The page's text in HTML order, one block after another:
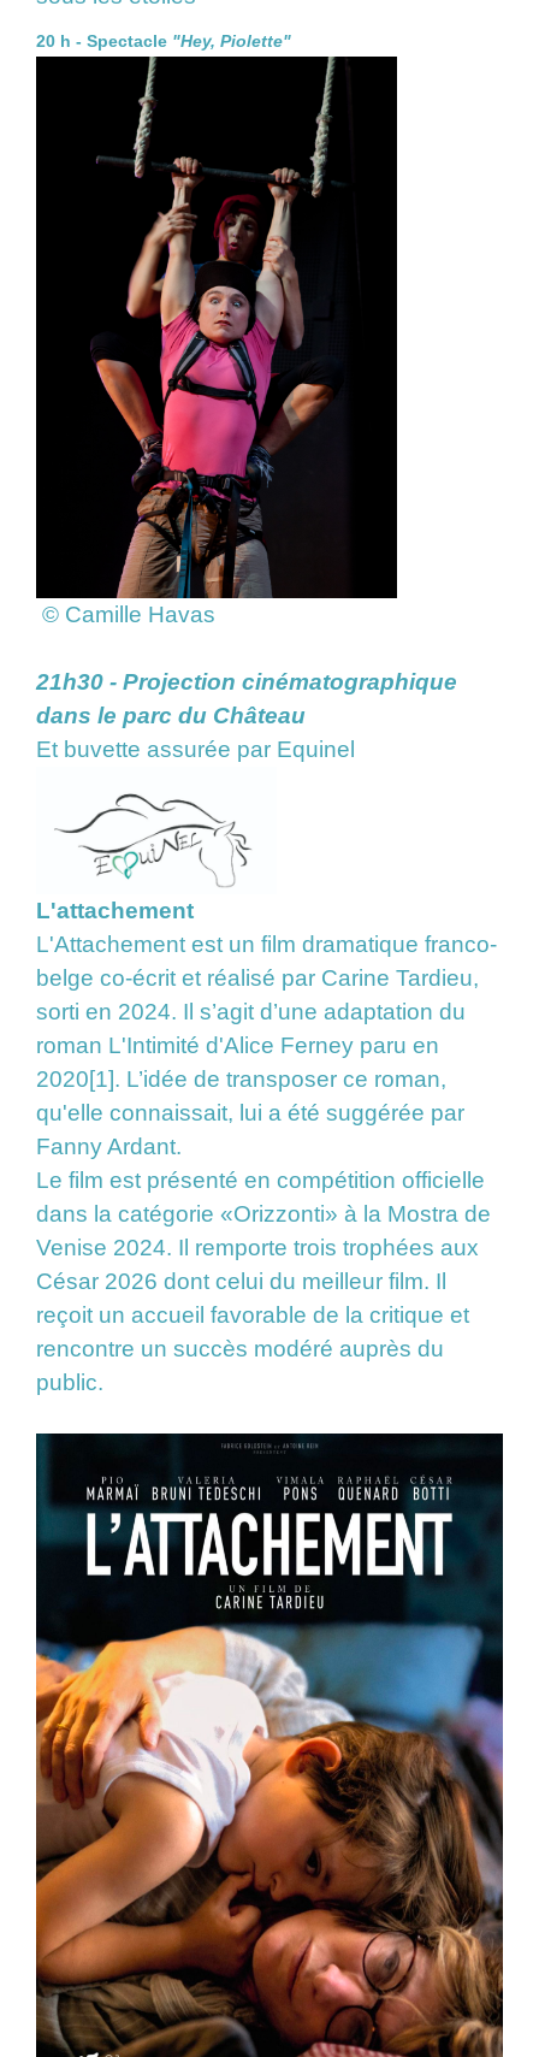
20 h - Spectacle "Hey, Piolette"
© Camille Havas
21h30 - Projection cinématographique
dans le parc du Château
Et buvette assurée par Equinel
L'attachement
L'Attachement est un film dramatique franco-
belge co-écrit et réalisé par Carine Tardieu,
sorti en 2024. Il s’agit d’une adaptation du
roman L'Intimité d'Alice Ferney paru en
2020[1]. L’idée de transposer ce roman,
qu'elle connaissait, lui a été suggérée par
Fanny Ardant.
Le film est présenté en compétition officielle
dans la catégorie «Orizzonti» à la Mostra de
Venise 2024. Il remporte trois trophées aux
César 2026 dont celui du meilleur film. Il
reçoit un accueil favorable de la critique et
rencontre un succès modéré auprès du
public.